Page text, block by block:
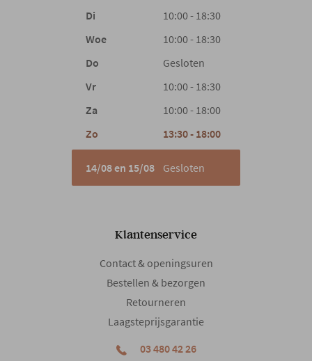
Di
10:00 - 18:30
Woe
10:00 - 18:30
Do
Gesloten
Vr
10:00 - 18:30
Za
10:00 - 18:00
Zo
13:30 - 18:00
14/08 en 15/08 Gesloten
Klantenservice
Contact & openingsuren
Bestellen & bezorgen
Retourneren
Laagsteprijsgarantie
03 480 42 26